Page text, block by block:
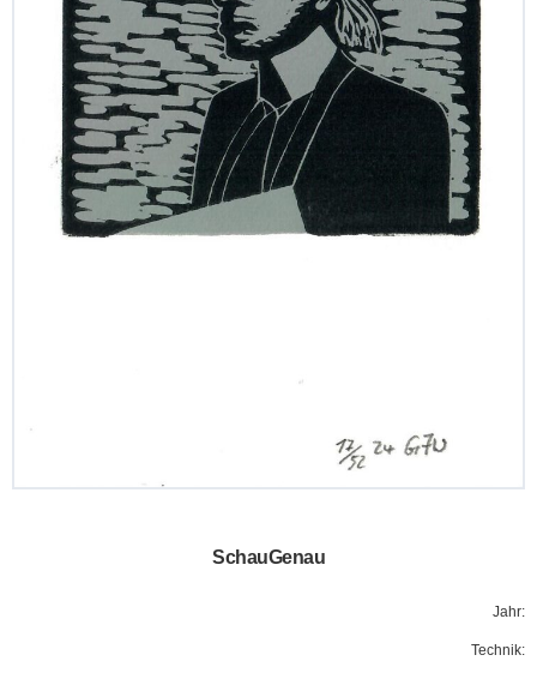
SchauGenau
Jahr:
Technik: